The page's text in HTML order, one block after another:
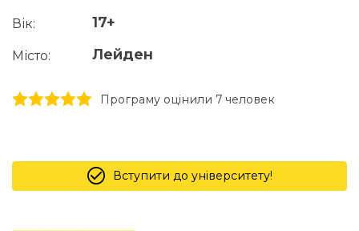
Вік: 17+
Місто: Лейден
5 stars
4 stars
3 stars
2 stars
1 stars Програму оцінили 7 человек
Вступити до університету!